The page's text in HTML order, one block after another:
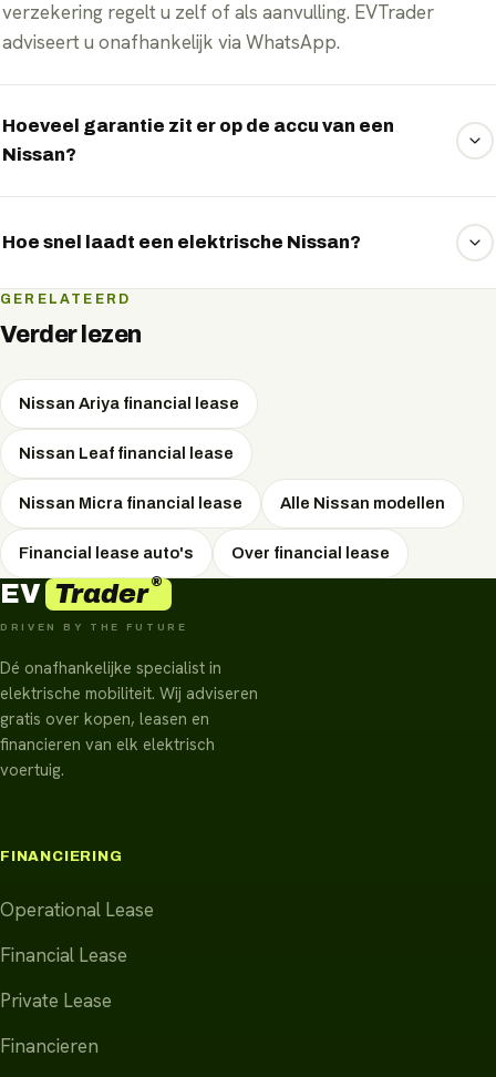
verzekering regelt u zelf of als aanvulling. EVTrader
adviseert u onafhankelijk via WhatsApp.
Hoeveel garantie zit er op de accu van een
Nissan?
het accupakket, met behoud van minimaal 70% capaciteit.
Hoe snel laadt een elektrische Nissan?
De snelste Nissan-modellen laden aan een snellader met
pieken tot 150 kW DC, goed om onderweg in korte tijd
met wisselstroom.
GERELATEERD
Verder lezen
Nissan Ariya financial lease
Nissan Leaf financial lease
Nissan Micra financial lease Alle Nissan modellen
Financial lease auto's Over financial lease
EV Trader®
DRIVEN BY THE FUTURE
Dé onafhankelijke specialist in
elektrische mobiliteit. Wij adviseren
gratis over kopen, leasen en
financieren van elk elektrisch
voertuig.
FINANCIERING
Operational Lease
Financial Lease
Private Lease
Financieren